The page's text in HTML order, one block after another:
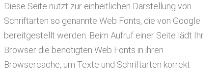
Diese Seite nutzt zur einheitlichen Darstellung von
Schriftarten so genannte Web Fonts, die von Google
bereitgestellt werden. Beim Aufruf einer Seite lädt Ihr
Browser die benötigten Web Fonts in ihren
Browsercache, um Texte und Schriftarten korrekt